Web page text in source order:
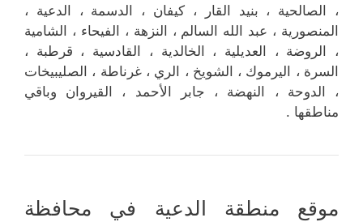
، الصالحية ، بنيد القار ، كيفان ، الدسمة ، الدعية ،
المنصورية ، عبد الله السالم ، النزهة ، الفيحاء ، الشامية
، الروضة ، العديلية ، الخالدية ، القادسية ، قرطبة ،
السرة ، اليرموك ، الشويخ ، الري ، غرناطة ، الصليبيخات
، الدوحة ، النهضة ، جابر الأحمد ، القيروان وباقي
مناطقها .
موقع منطقة الدعية في محافظة